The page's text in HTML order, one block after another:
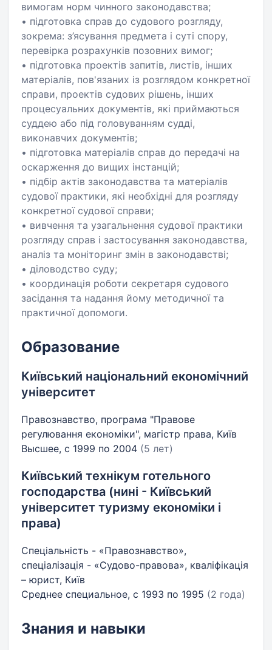
вимогам норм чинного законодавства;
• підготовка справ до судового розгляду,
зокрема: з’ясування предмета і суті спору,
перевірка розрахунків позовних вимог;
• підготовка проектів запитів, листів, інших
матеріалів, пов'язаних із розглядом конкретної
справи, проектів судових рішень, інших
процесуальних документів, які приймаються
суддею або під головуванням судді,
виконавчих документів;
• підготовка матеріалів справ до передачі на
оскарження до вищих інстанцій;
• підбір актів законодавства та матеріалів
судової практики, які необхідні для розгляду
конкретної судової справи;
• вивчення та узагальнення судової практики
розгляду справ і застосування законодавства,
аналіз та моніторинг змін в законодавстві;
• діловодство суду;
• координація роботи секретаря судового
засідання та надання йому методичної та
практичної допомоги.
Образование
Київський національний економічний
університет
Правознавство, програма "Правове
регулювання економіки", магістр права, Київ
Высшее, с 1999 по 2004 (5 лет)
Київський технікум готельного
господарства (нині - Київський
університет туризму економіки і
права)
Спеціальність - «Правознавство»,
спеціалізація - «Судово-правова», кваліфікація
– юрист, Київ
Среднее специальное, с 1993 по 1995 (2 года)
Знания и навыки